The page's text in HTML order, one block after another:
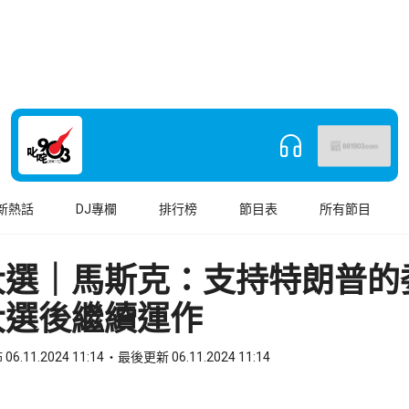
熱話 DJ專欄 排行榜 節目表 所有節目
｜馬斯克：支持特朗普
後繼續運作
06.11.2024 11:14 最後更新 06.11.2024 11:14